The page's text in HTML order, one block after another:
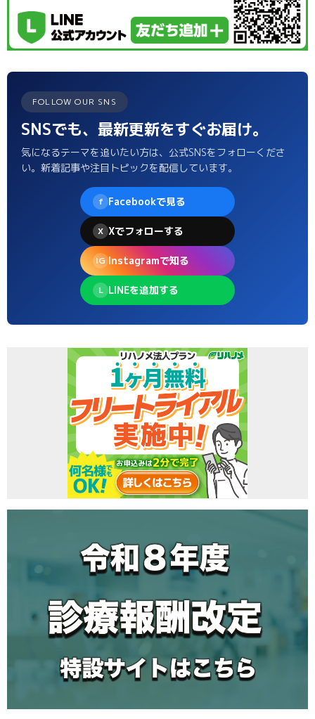
FOLLOW OUR SNS
SNSでも、最新更新をすぐお届け。
気になるテーマを追いたい方は、公式SNSをフォローくださ
い。新着記事や注目トピックを配信しています。
f Facebookで見る
X Xでフォローする
IG Instagramで知る
L LINEを追加する